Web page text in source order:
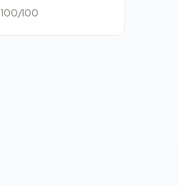
100/100